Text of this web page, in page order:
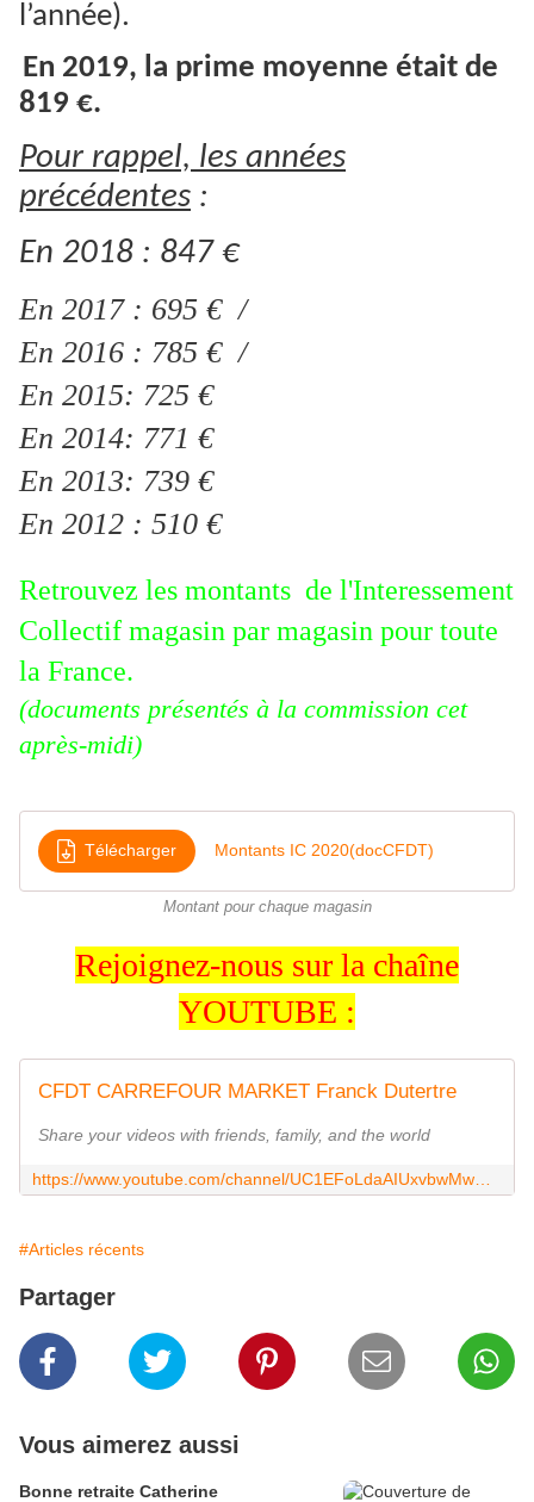
l’année).
En 2019, la prime moyenne était de
819 €.
Pour rappel, les années
précédentes :
En 2018 : 847 €
En 2017 : 695 € /
En 2016 : 785 € /
En 2015: 725 €
En 2014: 771 €
En 2013: 739 €
En 2012 : 510 €
Retrouvez les montants de l'Interessement
Collectif magasin par magasin pour toute
la France.
(documents présentés à la commission cet
après-midi)
Télécharger Montants IC 2020(docCFDT)
Montant pour chaque magasin
Rejoignez-nous sur la chaîne
YOUTUBE :
CFDT CARREFOUR MARKET Franck Dutertre
Share your videos with friends, family, and the world
#Articles récents
Partager
Vous aimerez aussi
Bonne retraite Catherine